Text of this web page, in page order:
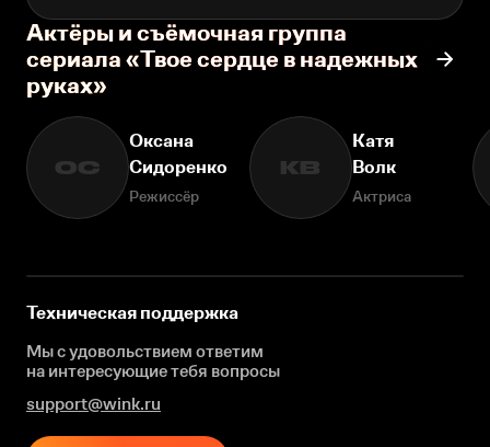
Актёры и съёмочная группа
сериала «Твое сердце в надежных
руках»
ОС
Оксана
Сидоренко
Режиссёр
КВ
Катя
Волк
Актриса
Техническая поддержка
Мы с удовольствием ответим
на интересующиетебя вопросы
support@wink.ru